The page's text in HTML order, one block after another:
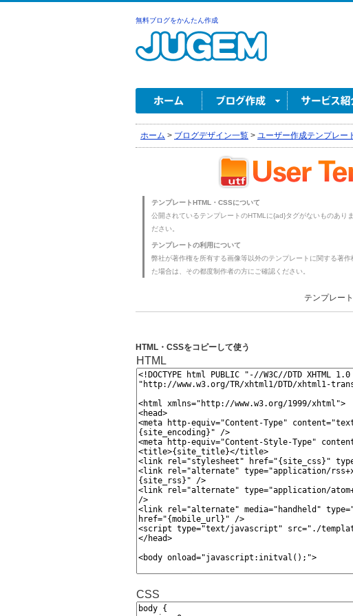
無料ブログをかんたん作成
ホーム > ブログデザイン一覧 > ユーザー作成テンプレー
テンプレートHTML・CSSについて
公開されているテンプレートのHTMLに{ad}タグがないものあり
ださい。
テンプレートの利用について
弊社が著作権を所有する画像等以外のテンプレートに関する著
た場合は、その都度制作者の方にご確認ください。
テンプレー
HTML・CSSをコピーして使う
HTML
CSS